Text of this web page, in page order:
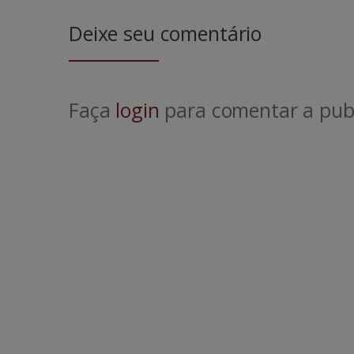
Deixe seu comentário
Faça login para comentar a